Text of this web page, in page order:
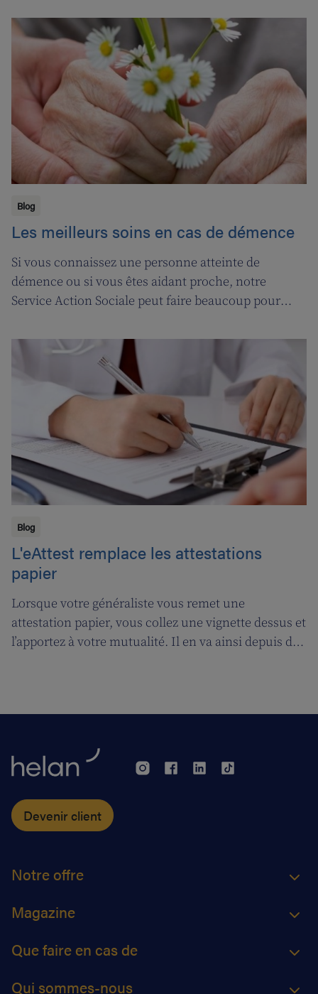
pourquoi nous avons fait appel aux services de la
‘ligne d’oxygène’ pour donner l’occasion de souffler à
nos soignant(e)s, et leur permettre ainsi de pouvoir
encore mieux s’occuper de leurs clients.
Blog
Les meilleurs soins en cas de démence
Si vous connaissez une personne atteinte de
démence ou si vous êtes aidant proche, notre
Service Action Sociale peut faire beaucoup pour
qu'elle établit un plan de soins pour Jossé et
Maurice.
Blog
L'eAttest remplace les attestations
papier
Lorsque votre généraliste vous remet une
attestation papier, vous collez une vignette dessus et
l’apportez à votre mutualité. Il en va ainsi depuis des
vous facilitera grandement la vie.
Devenir client
Notre offre
Magazine
Que faire en cas de
Qui sommes-nous